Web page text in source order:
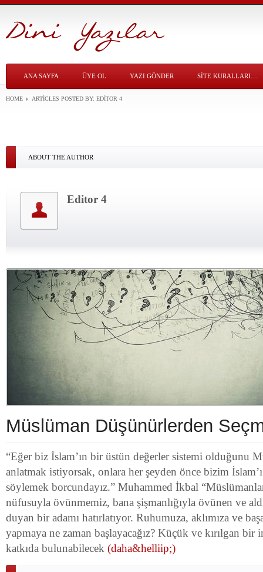
ANA SAYFA ÜYE OL YAZI GÖNDER SITE KURALLARI…
HOME ARTICLES POSTED BY: EDITOR 4
ABOUT THE AUTHOR
Editor 4
Müslüman Düşünürlerden
“Eğer biz İslam’ın bir üstün değerler sistemi olduğunu
anlatmak istiyorsak, onlara her şeyden önce bizim
söylemek borcundayız.” Muhammed İkbal
nüfusuyla övünmemiz, bana şişmanlığıyla övünen ve
duyan bir adamı hatırlatıyor. Ruhumuza, aklımıza ve
yapmaya ne zaman başlayacağız? Küçük ve kırılgan bir
katkıda bulunabilecek (daha&helliip;)